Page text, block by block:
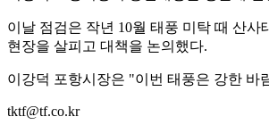
이날 점검은 작년 10월 태풍 미탁 때 산
현장을 살피고 대책을 논의했다.
이강덕 포항시장은 "이번 태풍은 강한 바
tktf@tf.co.kr